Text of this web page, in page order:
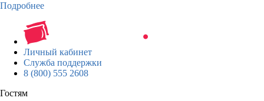
Подробнее
Личный кабинет
Служба поддержки
8 (800) 555 2608
Гостям